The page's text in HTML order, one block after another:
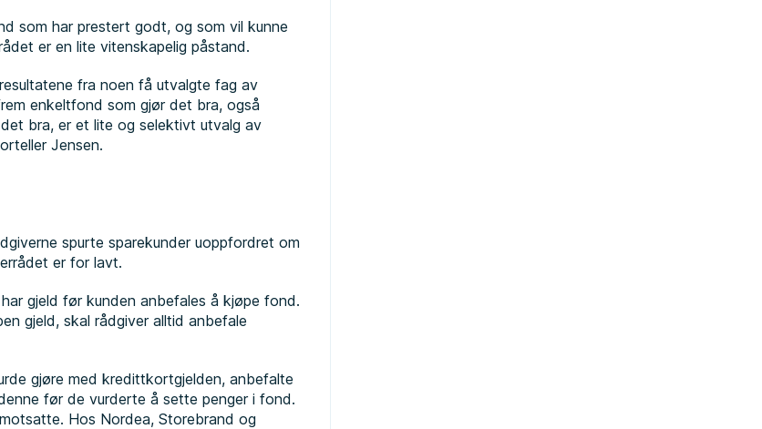
som har prestert godt, og som vil kunne
er en lite vitenskapelig påstand.
fra noen få utvalgte fag av
enkeltfond som gjør det bra, også
bra, er et lite og selektivt utvalg av
Jensen.
spurte sparekunder uoppfordret om
er for lavt.
gjeld før kunden anbefales å kjøpe fond.
gjeld, skal rådgiver alltid anbefale
gjøre med kredittkortgjelden, anbefalte
før de vurderte å sette penger i fond.
Hos Nordea, Storebrand og